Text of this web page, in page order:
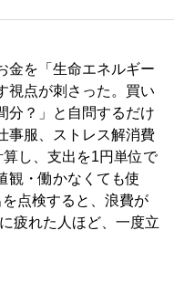
金を「生命エネルギー
視点が刺さった。買い
分？」と自問するだけ
事服、ストレス解消費
算し、支出を1円単位で
観・働かなくても使
点検すると、浪費が
疲れた人ほど、一度立